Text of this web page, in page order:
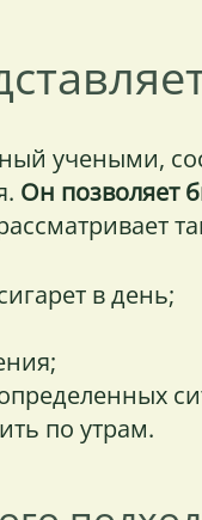
учеными,
Он позволяет
в день;
по утрам.